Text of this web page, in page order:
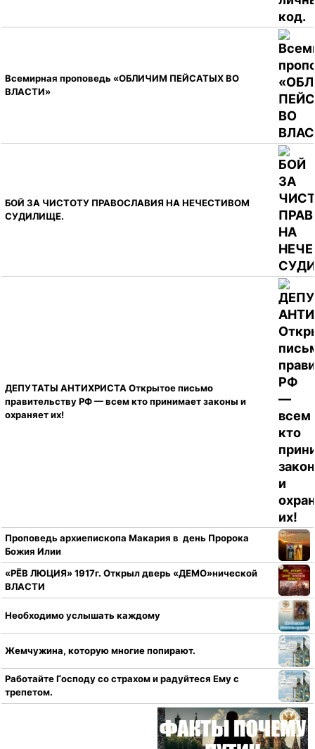
Всемирная проповедь «ОБЛИЧИМ ПЕЙСАТЫХ ВО
ВЛАСТИ»
БОЙ ЗА ЧИСТОТУ ПРАВОСЛАВИЯ НА НЕЧЕСТИВОМ
СУДИЛИЩЕ.
ДЕПУТАТЫ АНТИХРИСТА Открытое письмо
правительству РФ — всем кто принимает законы и
охраняет их!
Проповедь архиепископа Макария в день Пророка
Божия Илии
«РЁВ ЛЮЦИЯ» 1917г. Открыл дверь «ДЕМО»нической
ВЛАСТИ
Необходимо услышать каждому
Жемчужина, которую многие попирают.
Работайте Господу со страхом и радуйтеся Ему с
трепетом.